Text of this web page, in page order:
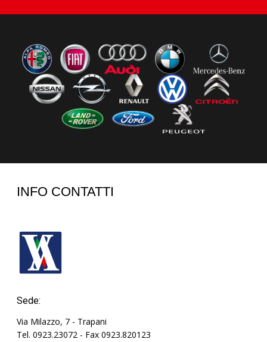
INFO CONTATTI
Sede:
Via Milazzo, 7 - Trapani
Tel. 0923.23072 - Fax 0923.820123